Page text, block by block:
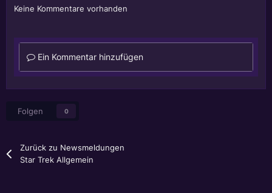
Keine Kommentare vorhanden
Ein Kommentar hinzufügen
Folgen 0
Zurück zu Newsmeldungen
Star Trek Allgemein